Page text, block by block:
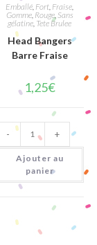
Emballé Fort Fraise
Gomme, Rouge, Sans
gélatine Tete Brulee
Head Bangers
Barre Fraise
1,25€
quantité
de
Head
Bangers
Barre
Fraise
- +
Ajouter au
panier